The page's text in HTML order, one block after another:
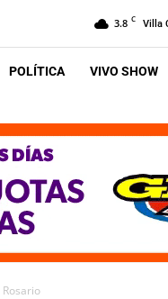
3.8 C Villa
POLÍTICA VIVO SHOW